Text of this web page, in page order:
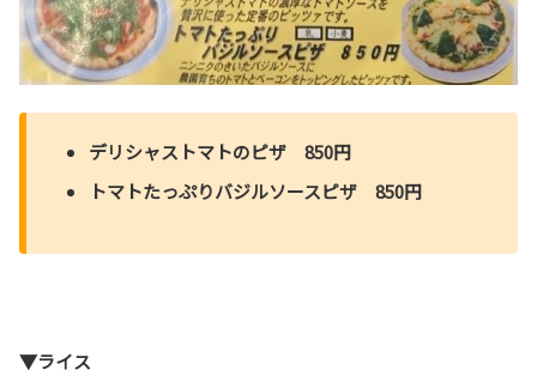
デリシャストマトのピザ 850円
トマトたっぷりバジルソースピザ 850円
▼ライス